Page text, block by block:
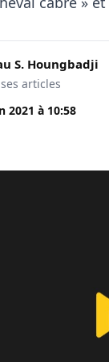
S. Houngbadji
articles
2021 à 10:58